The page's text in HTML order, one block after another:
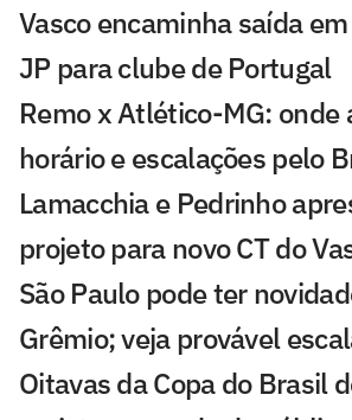
Vasco encaminha saída
JP para clube de Portugal
Remo x Atlético-MG: onde
horário e escalações pelo
Lamacchia e Pedrinho
projeto para novo CT do
São Paulo pode ter
Grêmio; veja provável
Oitavas da Copa do Brasil